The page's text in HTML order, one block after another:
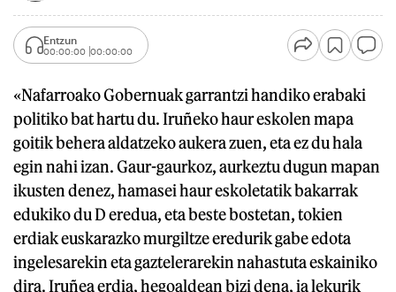
Entzun
00:00:00 00:00:00
«Nafarroako Gobernuak garrantzi handiko erabaki
politiko bat hartu du. Iruñeko haur eskolen mapa
goitik behera aldatzeko aukera zuen, eta ez du hala
egin nahi izan. Gaur-gaurkoz, aurkeztu dugun mapan
ikusten denez, hamasei haur eskoletatik bakarrak
edukiko du D eredua, eta beste bostetan, tokien
erdiak euskarazko murgiltze eredurik gabe edota
ingelesarekin eta gaztelerarekin nahastuta eskainiko
dira. Iruñea erdia, hegoaldean bizi dena, ia lekurik